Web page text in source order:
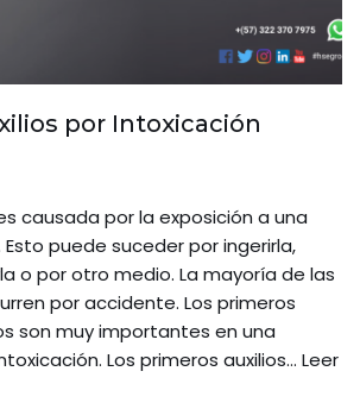
por Intoxicación
causada por la exposición a una
puede suceder por ingerirla,
o por otro medio. La mayoría de las
por accidente. Los primeros
son muy importantes en una
Los primeros auxilios… Leer